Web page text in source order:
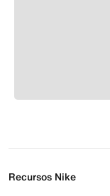
Recursos Nike